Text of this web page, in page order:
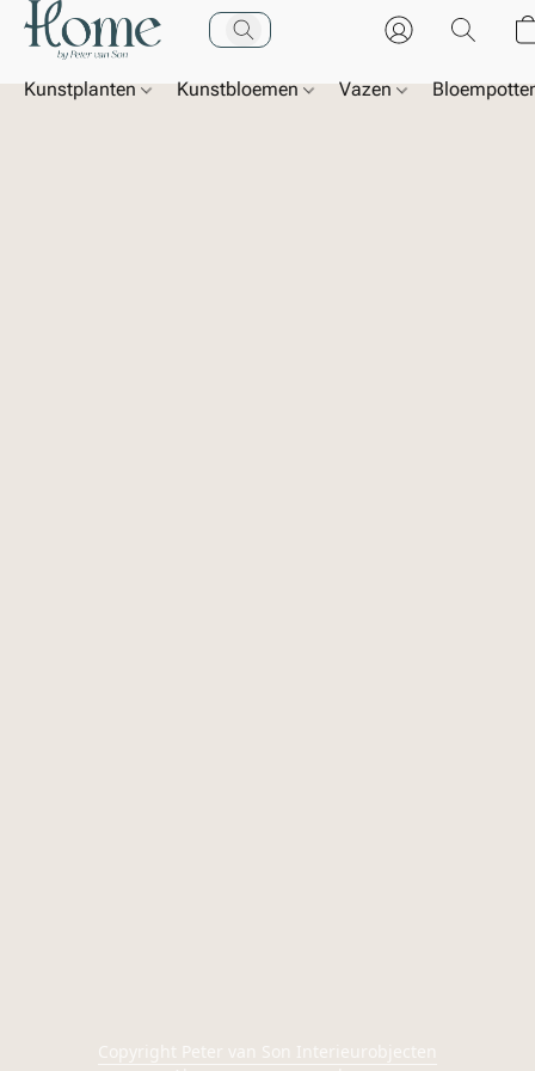
Kunstplanten Kunstbloemen Vazen
Copyright Peter van Son Interieurobjecten